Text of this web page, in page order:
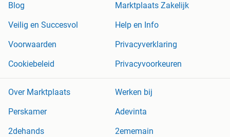
Blog
Marktplaats Zakelijk
Veilig en Succesvol
Help en Info
Voorwaarden
Privacyverklaring
Cookiebeleid
Privacyvoorkeuren
Over Marktplaats
Werken bij
Perskamer
Adevinta
2dehands
2ememain